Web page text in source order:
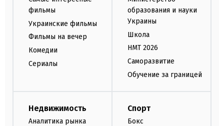
фильмы
Украинские фильмы
Фильмы на вечер
Комедии
Сериалы
образования и науки
Украины
Школа
НМТ 2026
Саморазвитие
Обучение за границей
Недвижимость
Аналитика рынка
Спорт
Бокс